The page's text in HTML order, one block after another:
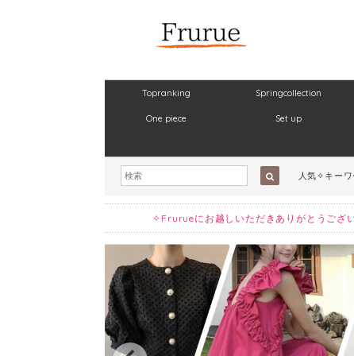
Topranking Springcollection
One piece Set up
人気✧キーワ
✧Frurueにお越しいただきありがとうご